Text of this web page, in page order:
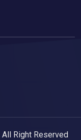
All Right Reserved